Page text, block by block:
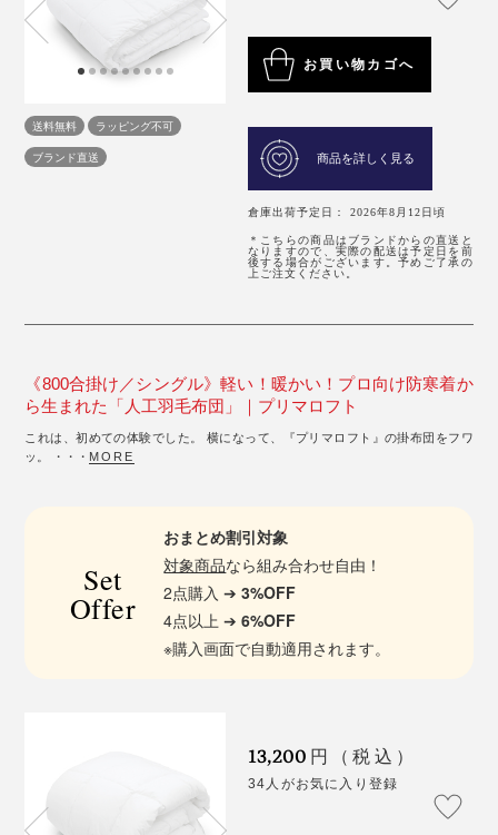
送料無料
ラッピング不可
ブランド直送
お買い物カゴへ
商品を詳しく見る
倉庫出荷予定日： 2026年8月12日頃
＊こちらの商品はブランドからの直送と
なりますので、実際の配送は予定日を前
後する場合がございます。予めご了承の
上ご注文ください。
《800合掛け／シングル》軽い！暖かい！プロ向け防寒着か
ら生まれた「人工羽毛布団」｜プリマロフト
これは、初めての体験でした。 横になって、『プリマロフト』の掛布団をフワ
ッ。 ・・・ MORE
Set
Offer
おまとめ割引対象
対象商品なら組み合わせ自由！
2点購入 ➔3%OFF
4点以上 ➔6%OFF
※購入画面で自動適用されます。
13,200 円（税込）
34人がお気に入り登録